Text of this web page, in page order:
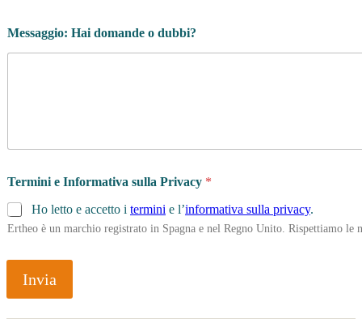
Messaggio: Hai domande o dubbi?
Termini e Informativa sulla Privacy *
Ho letto e accetto i termini e l’informativa sulla privacy.
Ertheo è un marchio registrato in Spagna e nel Regno Unito. Rispettiamo
Invia